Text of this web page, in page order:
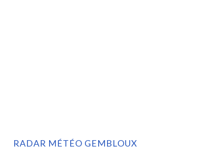
RADAR MÉTÉO GEMBLOUX